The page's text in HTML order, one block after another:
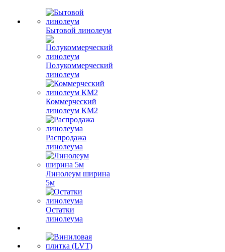
Бытовой линолеум
Полукоммерческий
линолеум
Коммерческий
линолеум КМ2
Распродажа
линолеума
Линолеум ширина
5м
Остатки
линолеума